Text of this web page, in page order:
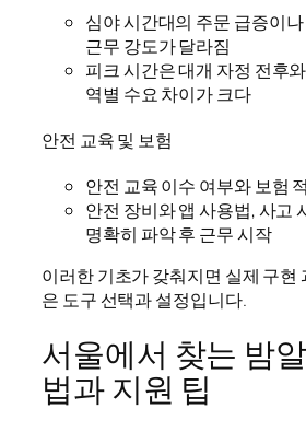
심야 시간대의 주문 급증이
근무 강도가 달라짐
피크 시간은 대개 자정 전후
역별 수요 차이가 크다
안전 교육 및 보험
안전 교육 이수 여부와 보험
안전 장비와 앱 사용법, 사고
명확히 파악 후 근무 시작
이러한 기초가 갖춰지면 실제 구현
은 도구 선택과 설정입니다.
서울에서 찾는 밤
법과 지원 팁